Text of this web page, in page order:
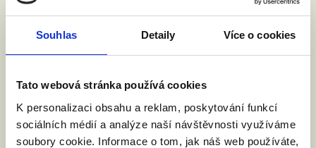
Souhlas Detaily Více o cookies
Tato webová stránka používá cookies
K personalizaci obsahu a reklam, poskytování funkcí
sociálních médií a analýze naší návštěvnosti využíváme
soubory cookie. Informace o tom, jak náš web používáte,
případně i spamovou složku.
Pokud byste ani za 30 minut
potvrzení neobdrželi, kontaktujte
mě na
lenka.sovova@zamanzelstvi.cz
a
vše společně vyřešíme.